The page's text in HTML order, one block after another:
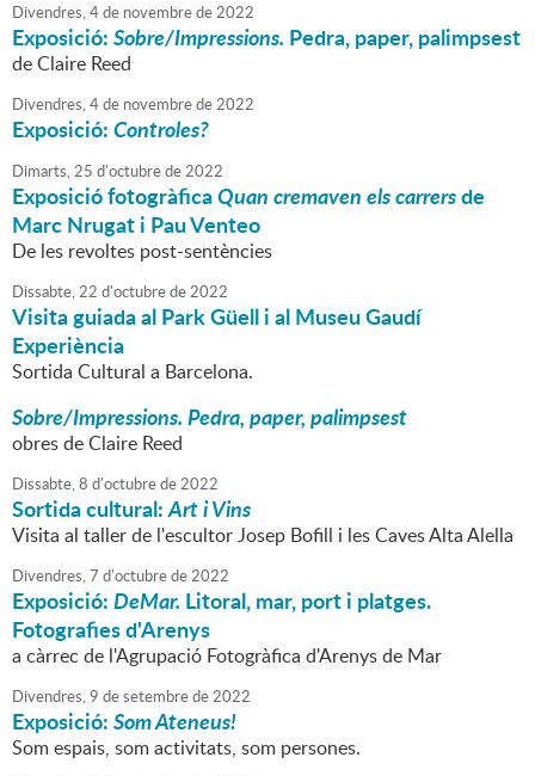
Divendres,4de novembrede2022
Exposició:Sobre/Impressions. Pedra, paper, palimpsest
de Claire Reed
Divendres,4de novembrede2022
Exposició:Controles?
Dimarts,25 d'octubrede2022
Exposició fotogràficaQuan cremaven els carrersde
Marc Nrugat i Pau Venteo
De les revoltes post-sentències
Dissabte,22 d'octubrede2022
Visita guiada al Park Güell i al Museu Gaudí
Experiència
Sortida Cultural a Barcelona.
Sobre/Impressions. Pedra, paper, palimpsest
obres de Claire Reed
Dissabte,8 d'octubrede2022
Sortida cultural:Art i Vins
Visita al taller de l'escultor Josep Bofill i les Caves Alta Alella
Divendres,7 d'octubrede2022
Exposició:DeMar. Litoral, mar, port i platges.
Fotografies d'Arenys
a càrrec de l'Agrupació Fotogràfica d'Arenys de Mar
Divendres,9 desetembrede2022
Exposició:Som Ateneus!
Som espais, som activitats, som persones.